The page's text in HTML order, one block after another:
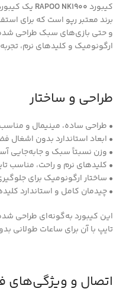
کیبوردRAPOO NK1900 یک
برند معتبر رپو است که برای
ارگونومیک و کلیدهای نرم،
طراحی و ساختار
• طراحی ساده، مینیمال و
• ابعاد استاندارد بدون اشغال
• وزن نسبتاً سبک و جابه‌جایی
• کلیدهای نرم و راحت، مناسب
• ساختار ارگونومیک برای
• چیدمان كامل و استاندارد
این کیبورد به‌گونه‌ای طراحی شده
تایپ با آن برای ساعات طولانی
اتصال و ویژگی‌های